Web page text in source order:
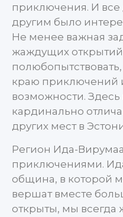
приключения. И все
другим было
Не менее важная
жаждущих
краю приключений
возможности. Здесь
кардинально
других мест в
Регион Ида-
приключениями.
община, в которой
вершат вместе
открыты, мы всегда